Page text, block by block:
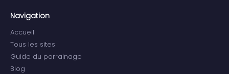
Navigation
Accueil
Tous les sites
Guide du parrainage
Blog